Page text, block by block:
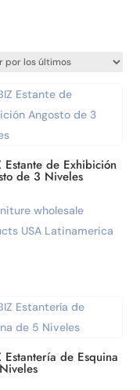
Estante de Exhibición
de 3 Niveles
Estantería de Esquina